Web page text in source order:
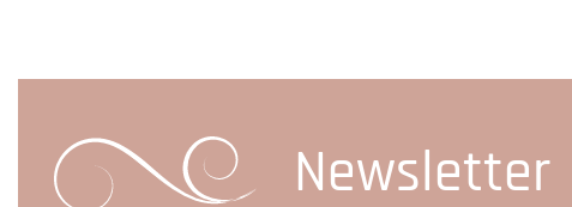
Newsletter